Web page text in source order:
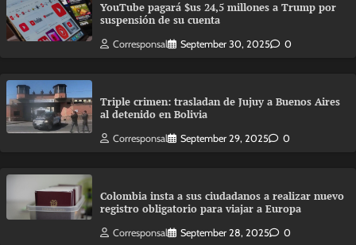
YouTube pagará $us 24,5 millones a Trump por
suspensión de su cuenta
Corresponsal September 30, 2025 0
Triple crimen: trasladan de Jujuy a Buenos Aires
al detenido en Bolivia
Corresponsal September 29, 2025 0
Colombia insta a sus ciudadanos a realizar nuevo
registro obligatorio para viajar a Europa
Corresponsal September 28, 2025 0